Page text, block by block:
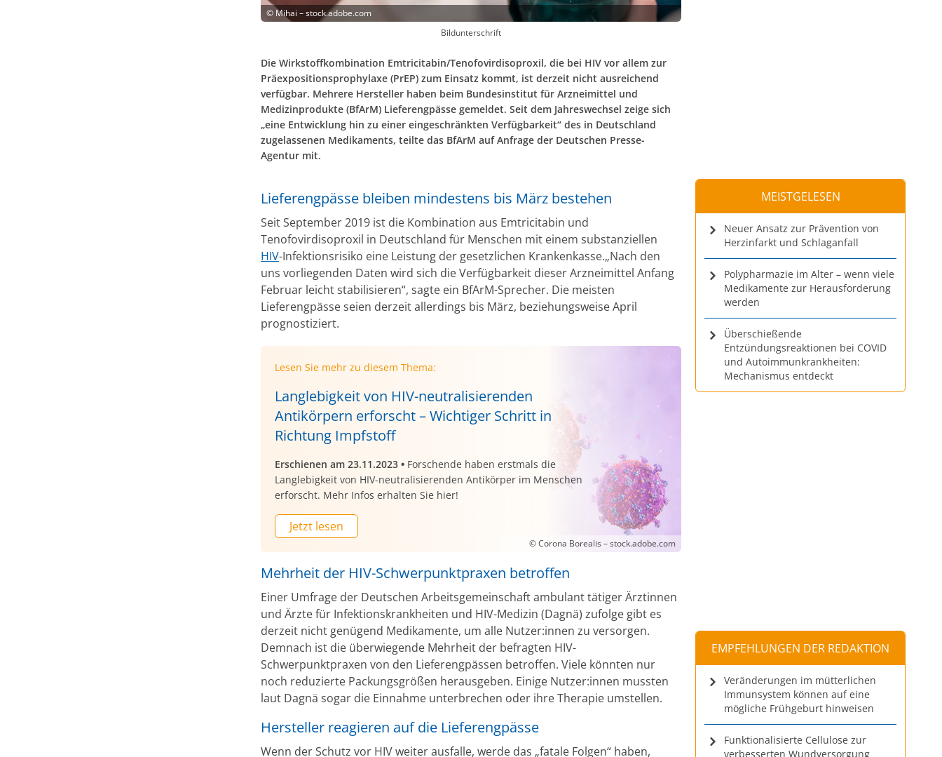
© Mihai – stock.adobe.com
Bildunterschrift
Die Wirkstoffkombination Emtricitabin/Tenofovirdisoproxil, die bei HIV vor allem zur
Präexpositionsprophylaxe (PrEP) zum Einsatz kommt, ist derzeit nicht ausreichend
verfügbar. Mehrere Hersteller haben beim Bundesinstitut für Arzneimittel und
Medizinprodukte (BfArM) Lieferengpässe gemeldet. Seit dem Jahreswechsel zeige sich
„eine Entwicklung hin zu einer eingeschränkten Verfügbarkeit“ des in Deutschland
zugelassenen Medikaments, teilte das BfArM auf Anfrage der Deutschen Presse-
Agentur mit.
Lieferengpässe bleiben mindestens bis März bestehen
Seit September 2019 ist die Kombination aus Emtricitabin und
Tenofovirdisoproxil in Deutschland für Menschen mit einem substanziellen
HIV-Infektionsrisiko eine Leistung der gesetzlichen Krankenkasse.„Nach den
uns vorliegenden Daten wird sich die Verfügbarkeit dieser Arzneimittel Anfang
Februar leicht stabilisieren“, sagte ein BfArM-Sprecher. Die meisten
Lieferengpässe seien derzeit allerdings bis März, beziehungsweise April
prognostiziert.
Lesen Sie mehr zu diesem Thema:
Langlebigkeit von HIV-neutralisierenden
Antikörpern erforscht – Wichtiger Schritt in
Richtung Impfstoff
Erschienen am 23.11.2023 • Forschende haben erstmals die
Langlebigkeit von HIV-neutralisierenden Antikörper im Menschen
erforscht. Mehr Infos erhalten Sie hier!
Jetzt lesen
© Corona Borealis – stock.adobe.com
Mehrheit der HIV-Schwerpunktpraxen betroffen
Einer Umfrage der Deutschen Arbeitsgemeinschaft ambulant tätiger Ärztinnen
und Ärzte für Infektionskrankheiten und HIV-Medizin (Dagnä) zufolge gibt es
derzeit nicht genügend Medikamente, um alle Nutzer:innen zu versorgen.
Demnach ist die überwiegende Mehrheit der befragten HIV-
Schwerpunktpraxen von den Lieferengpässen betroffen. Viele könnten nur
noch reduzierte Packungsgrößen herausgeben. Einige Nutzer:innen mussten
laut Dagnä sogar die Einnahme unterbrechen oder ihre Therapie umstellen.
Hersteller reagieren auf die Lieferengpässe
Wenn der Schutz vor HIV weiter ausfalle, werde das „fatale Folgen“ haben,
MEISTGELESEN
Neuer Ansatz zur Prävention von
Herzinfarkt und Schlaganfall
Polypharmazie im Alter – wenn viele
Medikamente zur Herausforderung
werden
Überschießende
Entzündungsreaktionen bei COVID
und Autoimmunkrankheiten:
Mechanismus entdeckt
EMPFEHLUNGEN DER REDAKTION
Veränderungen im mütterlichen
Immunsystem können auf eine
mögliche Frühgeburt hinweisen
Funktionalisierte Cellulose zur
verbesserten Wundversorgung